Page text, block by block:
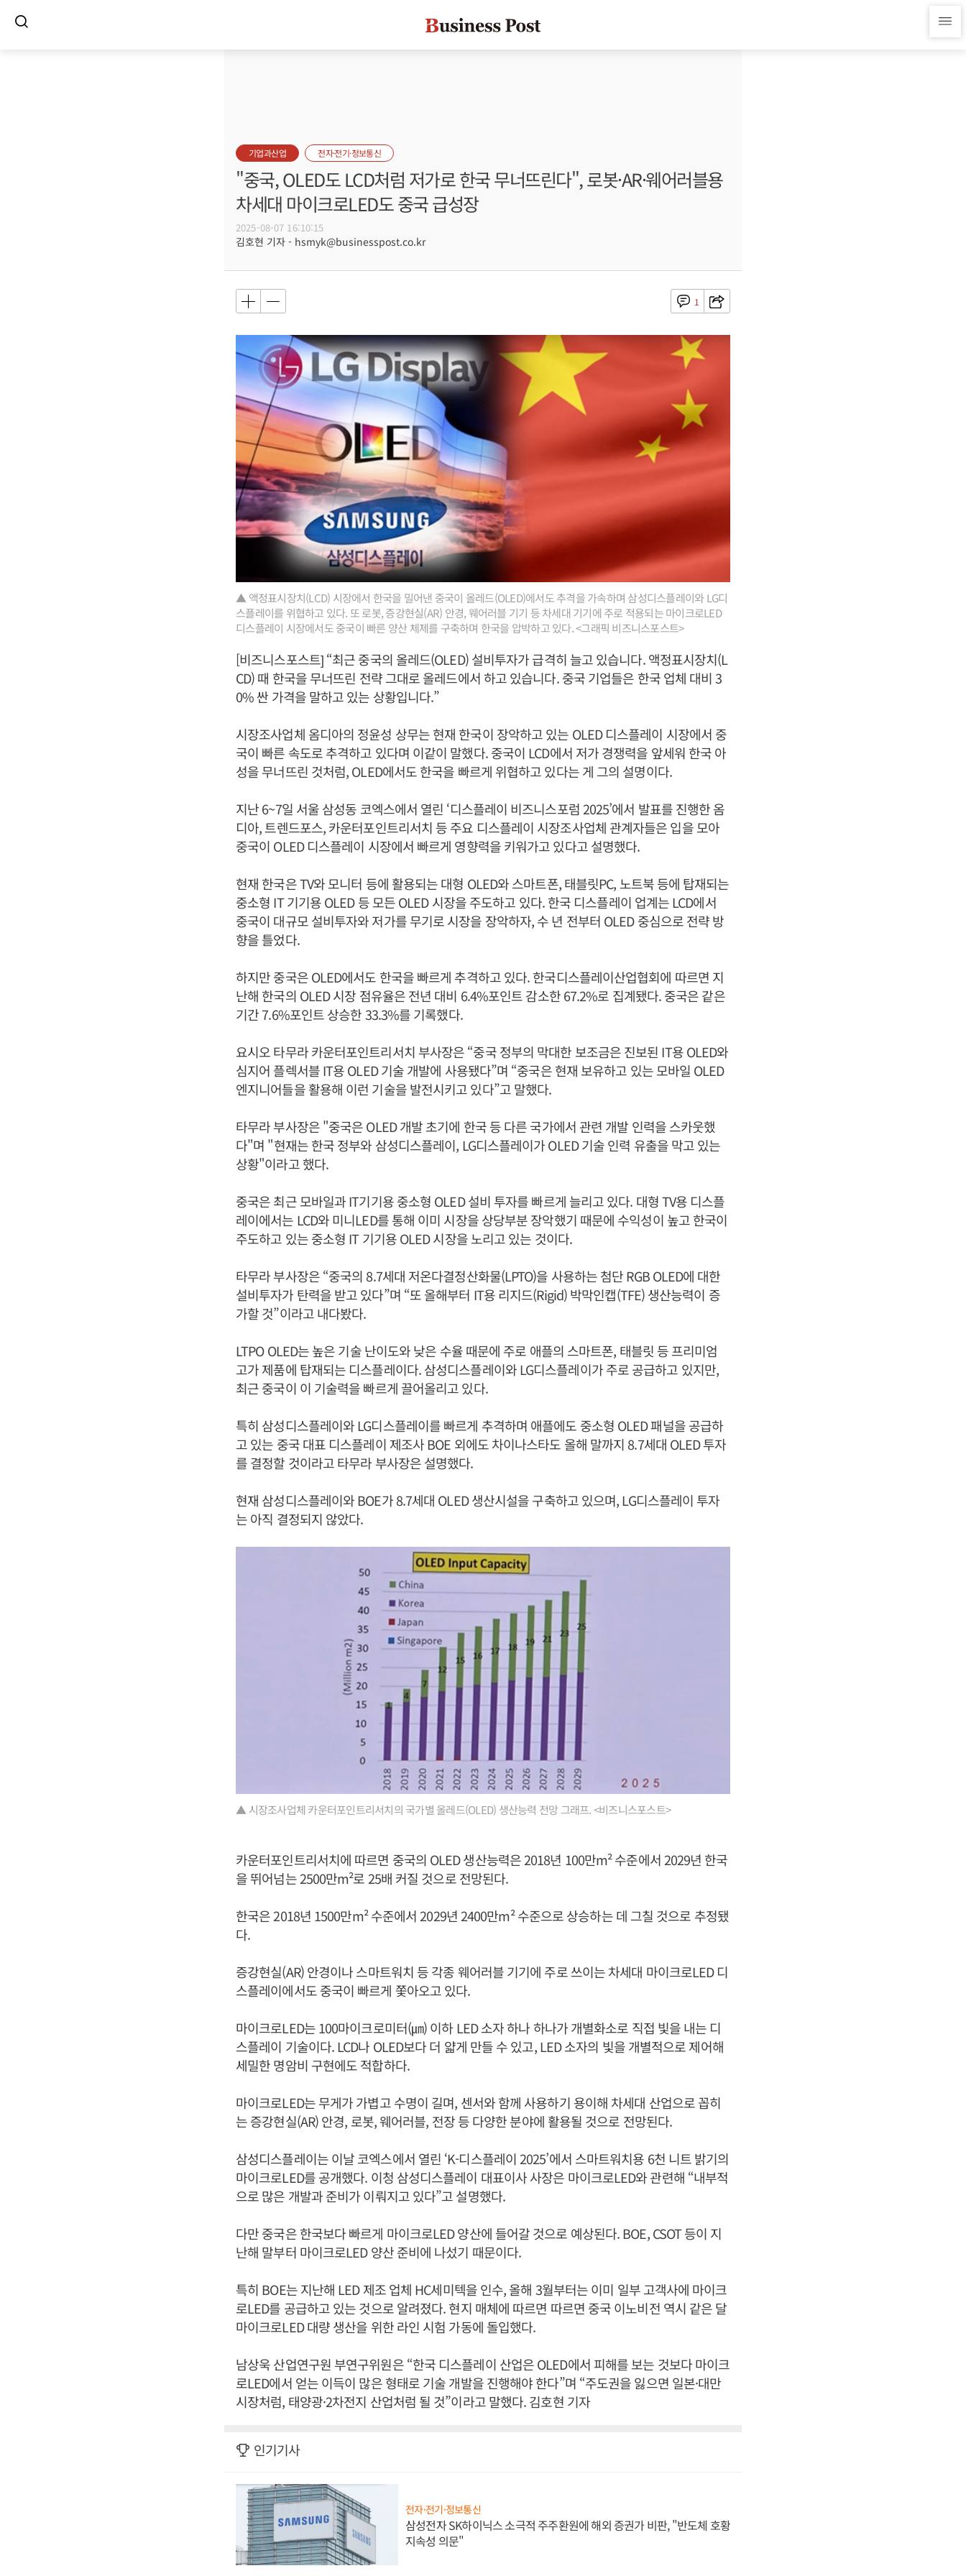
기업과산업 전자·전기·정보통신
"중국, OLED도 LCD처럼 저가로 한국 무너뜨린다", 로봇·AR·웨어러블용
차세대 마이크로LED도 중국 급성장
2025-08-07 16:10:15
김호현 기자 - hsmyk@businesspost.co.kr
1
▲ 액정표시장치(LCD) 시장에서 한국을 밀어낸 중국이 올레드(OLED)에서도 추격을 가속하며 삼성디스플레이와 LG디
스플레이를 위협하고 있다. 또 로봇, 증강현실(AR) 안경, 웨어러블 기기 등 차세대 기기에 주로 적용되는 마이크로LED
디스플레이 시장에서도 중국이 빠른 양산 체제를 구축하며 한국을 압박하고 있다. <그래픽 비즈니스포스트>
[비즈니스포스트] “최근 중국의 올레드(OLED) 설비투자가 급격히 늘고 있습니다. 액정표시장치(L
CD) 때 한국을 무너뜨린 전략 그대로 올레드에서 하고 있습니다. 중국 기업들은 한국 업체 대비 3
0% 싼 가격을 말하고 있는 상황입니다.”
시장조사업체 옴디아의 정윤성 상무는 현재 한국이 장악하고 있는 OLED 디스플레이 시장에서 중
국이 빠른 속도로 추격하고 있다며 이같이 말했다. 중국이 LCD에서 저가 경쟁력을 앞세워 한국 아
성을 무너뜨린 것처럼, OLED에서도 한국을 빠르게 위협하고 있다는 게 그의 설명이다.
지난 6~7일 서울 삼성동 코엑스에서 열린 ‘디스플레이 비즈니스포럼 2025’에서 발표를 진행한 옴
디아, 트렌드포스, 카운터포인트리서치 등 주요 디스플레이 시장조사업체 관계자들은 입을 모아
중국이 OLED 디스플레이 시장에서 빠르게 영향력을 키워가고 있다고 설명했다.
현재 한국은 TV와 모니터 등에 활용되는 대형 OLED와 스마트폰, 태블릿PC, 노트북 등에 탑재되는
중소형 IT 기기용 OLED 등 모든 OLED 시장을 주도하고 있다. 한국 디스플레이 업계는 LCD에서
중국이 대규모 설비투자와 저가를 무기로 시장을 장악하자, 수 년 전부터 OLED 중심으로 전략 방
향을 틀었다.
하지만 중국은 OLED에서도 한국을 빠르게 추격하고 있다. 한국디스플레이산업협회에 따르면 지
난해 한국의 OLED 시장 점유율은 전년 대비 6.4%포인트 감소한 67.2%로 집계됐다. 중국은 같은
기간 7.6%포인트 상승한 33.3%를 기록했다.
요시오 타무라 카운터포인트리서치 부사장은 “중국 정부의 막대한 보조금은 진보된 IT용 OLED와
심지어 플렉서블 IT용 OLED 기술 개발에 사용됐다”며 “중국은 현재 보유하고 있는 모바일 OLED
엔지니어들을 활용해 이런 기술을 발전시키고 있다”고 말했다.
타무라 부사장은 "중국은 OLED 개발 초기에 한국 등 다른 국가에서 관련 개발 인력을 스카웃했
다"며 "현재는 한국 정부와 삼성디스플레이, LG디스플레이가 OLED 기술 인력 유출을 막고 있는
상황"이라고 했다.
중국은 최근 모바일과 IT기기용 중소형 OLED 설비 투자를 빠르게 늘리고 있다. 대형 TV용 디스플
레이에서는 LCD와 미니LED를 통해 이미 시장을 상당부분 장악했기 때문에 수익성이 높고 한국이
주도하고 있는 중소형 IT 기기용 OLED 시장을 노리고 있는 것이다.
타무라 부사장은 “중국의 8.7세대 저온다결정산화물(LPTO)을 사용하는 첨단 RGB OLED에 대한
설비투자가 탄력을 받고 있다”며 “또 올해부터 IT용 리지드(Rigid) 박막인캡(TFE) 생산능력이 증
가할 것”이라고 내다봤다.
LTPO OLED는 높은 기술 난이도와 낮은 수율 때문에 주로 애플의 스마트폰, 태블릿 등 프리미엄
고가 제품에 탑재되는 디스플레이다. 삼성디스플레이와 LG디스플레이가 주로 공급하고 있지만,
최근 중국이 이 기술력을 빠르게 끌어올리고 있다.
특히 삼성디스플레이와 LG디스플레이를 빠르게 추격하며 애플에도 중소형 OLED 패널을 공급하
고 있는 중국 대표 디스플레이 제조사 BOE 외에도 차이나스타도 올해 말까지 8.7세대 OLED 투자
를 결정할 것이라고 타무라 부사장은 설명했다.
현재 삼성디스플레이와 BOE가 8.7세대 OLED 생산시설을 구축하고 있으며, LG디스플레이 투자
는 아직 결정되지 않았다.
▲ 시장조사업체 카운터포인트리서치의 국가별 올레드(OLED) 생산능력 전망 그래프. <비즈니스포스트>
카운터포인트리서치에 따르면 중국의 OLED 생산능력은 2018년 100만m² 수준에서 2029년 한국
을 뛰어넘는 2500만m²로 25배 커질 것으로 전망된다.
한국은 2018년 1500만m² 수준에서 2029년 2400만m² 수준으로 상승하는 데 그칠 것으로 추정됐
다.
증강현실(AR) 안경이나 스마트워치 등 각종 웨어러블 기기에 주로 쓰이는 차세대 마이크로LED 디
스플레이에서도 중국이 빠르게 쫓아오고 있다.
마이크로LED는 100마이크로미터(㎛) 이하 LED 소자 하나 하나가 개별화소로 직접 빛을 내는 디
스플레이 기술이다. LCD나 OLED보다 더 얇게 만들 수 있고, LED 소자의 빛을 개별적으로 제어해
세밀한 명암비 구현에도 적합하다.
마이크로LED는 무게가 가볍고 수명이 길며, 센서와 함께 사용하기 용이해 차세대 산업으로 꼽히
는 증강현실(AR) 안경, 로봇, 웨어러블, 전장 등 다양한 분야에 활용될 것으로 전망된다.
삼성디스플레이는 이날 코엑스에서 열린 ‘K-디스플레이 2025’에서 스마트워치용 6천 니트 밝기의
마이크로LED를 공개했다. 이청 삼성디스플레이 대표이사 사장은 마이크로LED와 관련해 “내부적
으로 많은 개발과 준비가 이뤄지고 있다”고 설명했다.
다만 중국은 한국보다 빠르게 마이크로LED 양산에 들어갈 것으로 예상된다. BOE, CSOT 등이 지
난해 말부터 마이크로LED 양산 준비에 나섰기 때문이다.
특히 BOE는 지난해 LED 제조 업체 HC세미텍을 인수, 올해 3월부터는 이미 일부 고객사에 마이크
로LED를 공급하고 있는 것으로 알려졌다. 현지 매체에 따르면 따르면 중국 이노비전 역시 같은 달
마이크로LED 대량 생산을 위한 라인 시험 가동에 돌입했다.
남상욱 산업연구원 부연구위원은 “한국 디스플레이 산업은 OLED에서 피해를 보는 것보다 마이크
로LED에서 얻는 이득이 많은 형태로 기술 개발을 진행해야 한다”며 “주도권을 잃으면 일본·대만
시장처럼, 태양광·2차전지 산업처럼 될 것”이라고 말했다. 김호현 기자
인기기사
전자·전기·정보통신
삼성전자 SK하이닉스 소극적 주주환원에 해외 증권가 비판, "반도체 호황
지속성 의문"